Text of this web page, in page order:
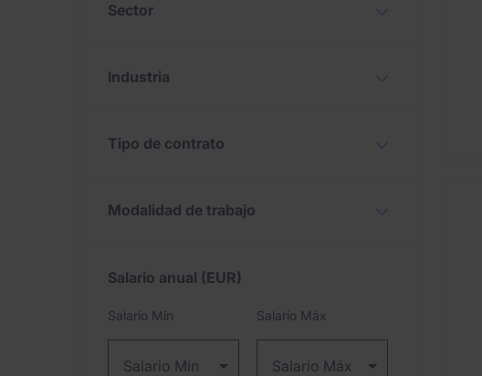
Sector
Industria
Tipo de contrato
Modalidad de trabajo
Salario anual (EUR)
Salario Mín Salario Máx